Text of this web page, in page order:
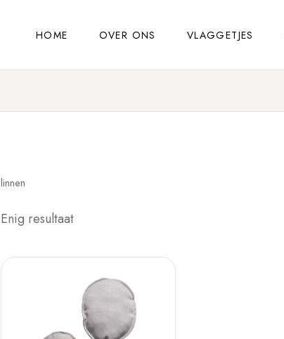
HOME OVER ONS VLAGGETJES
linnen
Enig resultaat